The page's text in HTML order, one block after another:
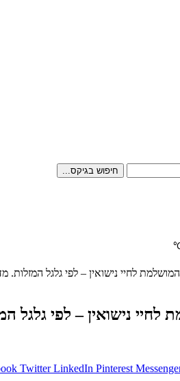
חיפוש בגיקס...
לחיי נישואין – לפי גלגל המזלות.
נישואין – לפי גלגל
Twitter LinkedIn Pinterest